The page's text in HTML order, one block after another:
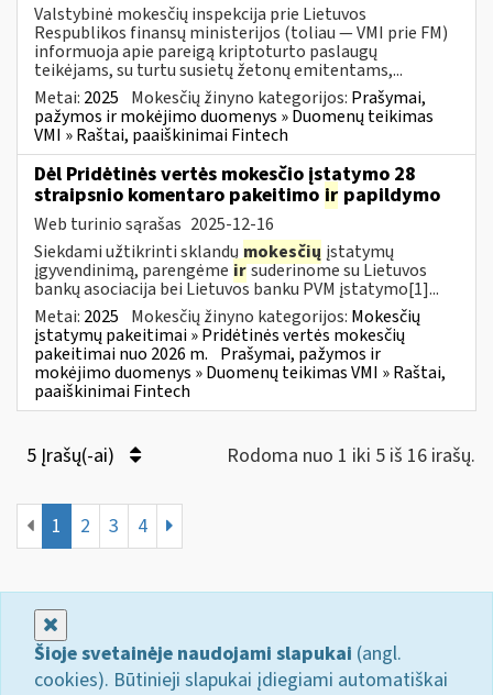
Valstybinė mokesčių inspekcija prie Lietuvos
Respublikos finansų ministerijos (toliau — VMI prie FM)
informuoja apie pareigą kriptoturto paslaugų
teikėjams, su turtu susietų žetonų emitentams,...
Metai: 2025 Mokesčių žinyno kategorijos: Prašymai,
pažymos ir mokėjimo duomenys » Duomenų teikimas
VMI » Raštai, paaiškinimai Fintech
Dėl Pridėtinės vertės mokesčio įstatymo 28
straipsnio komentaro pakeitimo ir papildymo
Web turinio sąrašas 2025-12-16
Siekdami užtikrinti sklandų mokesčių įstatymų
įgyvendinimą, parengėme irsuderinome su Lietuvos
bankų asociacija bei Lietuvos banku PVM įstatymo[1]...
Metai: 2025 Mokesčių žinyno kategorijos: Mokesčių
įstatymų pakeitimai » Pridėtinės vertės mokesčių
pakeitimai nuo 2026 m. Prašymai, pažymos ir
mokėjimo duomenys » Duomenų teikimas VMI » Raštai,
paaiškinimai Fintech
5 Įrašų(-ai) Rodoma nuo 1 iki 5 iš 16 irašų.
1 2 3 4
Šioje svetainėje naudojami slapukai (angl.
cookies). Būtinieji slapukai įdiegiami automatiškai